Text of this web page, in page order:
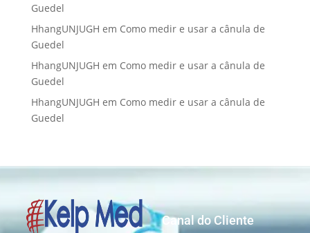
Guedel
HhangUNJUGH em Como medir e usar a cânula de
Guedel
HhangUNJUGH em Como medir e usar a cânula de
Guedel
HhangUNJUGH em Como medir e usar a cânula de
Guedel
Canal do Cliente